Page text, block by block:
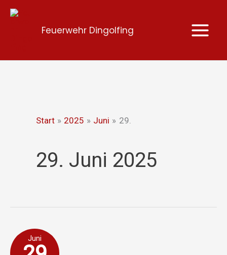
Zum
Feuerwehr Dingolfing
Start 2025 Juni 29.
29. Juni 2025
Juni
Wohnungsöffnung